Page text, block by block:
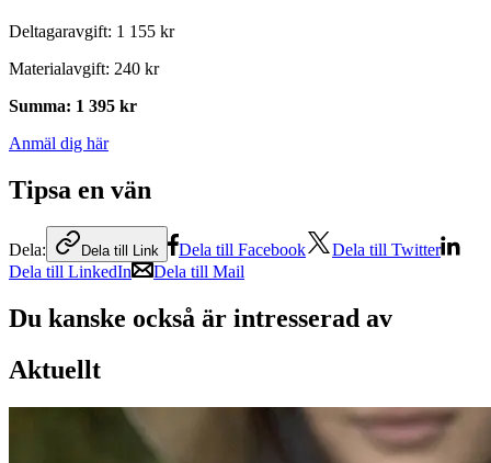
Deltagaravgift: 1 155 kr
Materialavgift: 240 kr
Summa: 1 395 kr
Anmäl dig här
Tipsa en vän
Dela: Dela till Link Dela till Facebook
Dela till Twitter
Dela till LinkedIn
Dela till Mail
Du kanske också är intresserad av
Aktuellt